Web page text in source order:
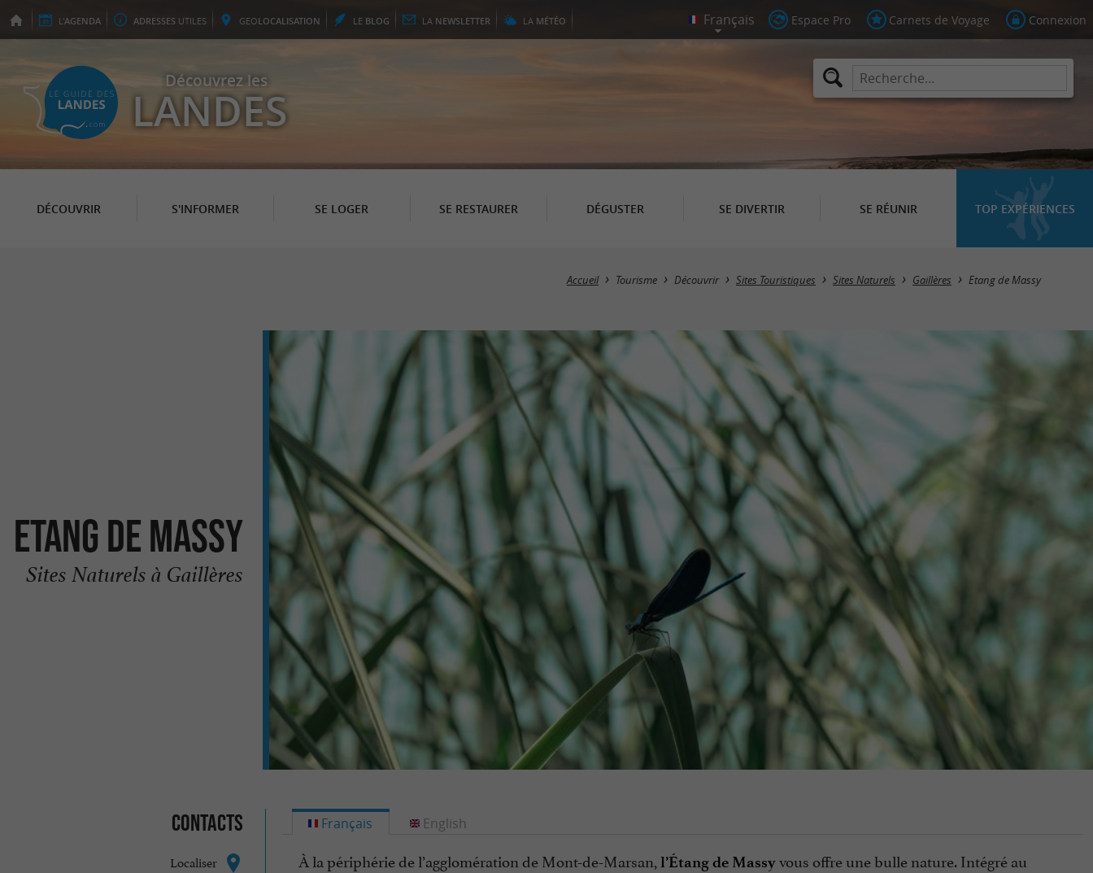
L'AGENDA ADRESSES UTILES GEOLOCALISATION LE BLOG LA NEWSLETTER LA MÉTÉO Espace Pro Carnets de Voyage Connexion
Découvrez les
LANDES
DÉCOUVRIR S'INFORMER SE LOGER SE RESTAURER DÉGUSTER SE DIVERTIR SE RÉUNIR TOP EXPÉRIENCES
Accueil Tourisme Découvrir Sites Touristiques Sites Naturels Gaillères Etang de Massy
Etang de Massy
Sites Naturels à Gaillères
Contacts
Localiser
Français
À la périphérie de l’agglomération de Mont-de-Marsan, l’Étang de Massyvous offre une bulle nature. Intégré au
English